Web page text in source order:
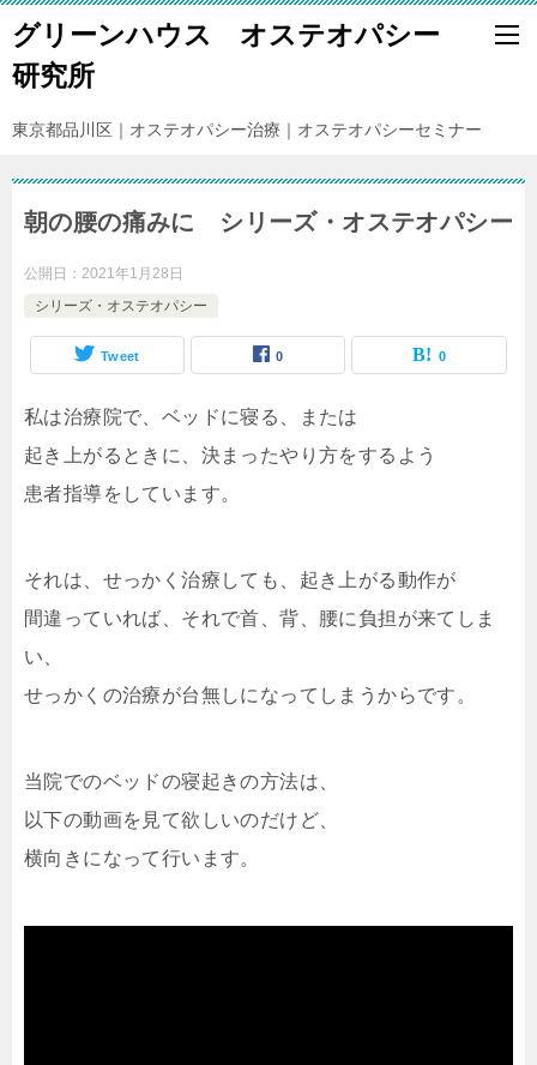
グリーンハウス オステオパシー
研究所
東京都品川区｜オステオパシー治療｜オステオパシーセミナー
朝の腰の痛みに シリーズ・オステオパシー
公開日： 2021年1月28日
シリーズ・オステオパシー
Tweet 0 0
私は治療院で、ベッドに寝る、または
起き上がるときに、決まったやり方をするよう
患者指導をしています。
それは、せっかく治療しても、起き上がる動作が
間違っていれば、それで首、背、腰に負担が来てしま
い、
せっかくの治療が台無しになってしまうからです。
当院でのベッドの寝起きの方法は、
以下の動画を見て欲しいのだけど、
横向きになって行います。